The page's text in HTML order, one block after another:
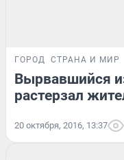
ГОРОД СТРАНА И МИР
Вырвавшийся
растерзал
20 октября, 2016, 13:37